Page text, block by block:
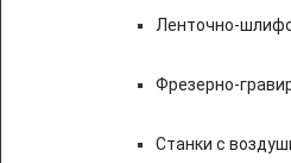
Ленточно-
Фрезерно-
Станки с